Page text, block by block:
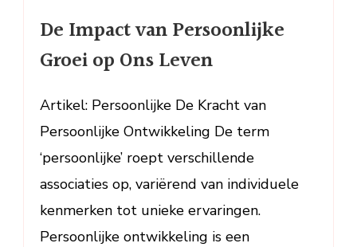
De Impact van Persoonlijke
Groei op Ons Leven
Artikel: Persoonlijke De Kracht van
Persoonlijke Ontwikkeling De term
‘persoonlijke’ roept verschillende
associaties op, variërend van individuele
kenmerken tot unieke ervaringen.
Persoonlijke ontwikkeling is een